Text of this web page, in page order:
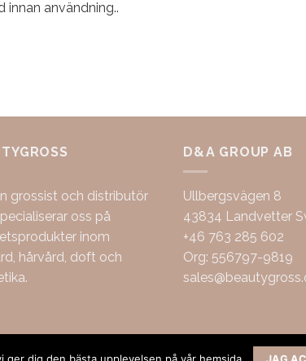
innan användning..
grossist och distributör
oss på
inom
hårvård, doft och
D&A GROUP AB
Ullbergsvägen 8
43834 Landvetter
+46 763 285 602
Org: 556797-9819
dig den bästa upplevelsen på vår hemsida.